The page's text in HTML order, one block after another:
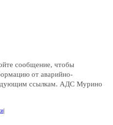
сообщение, чтобы
от аварийно-
ссылкам. АДС Мурино
|